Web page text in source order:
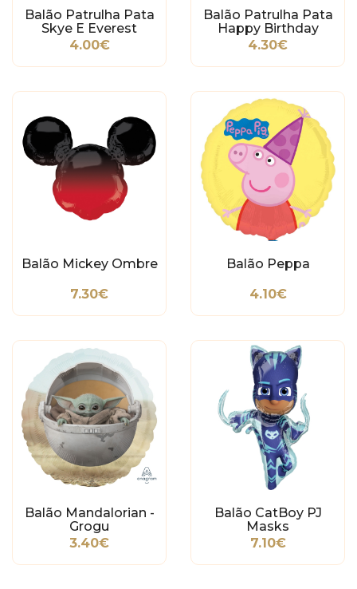
Balão Patrulha Pata
Skye E Everest
4.00€
Balão Patrulha Pata
Happy Birthday
4.30€
Balão Mickey Ombre
7.30€
Balão Peppa
4.10€
Balão Mandalorian -
Grogu
3.40€
Balão CatBoy PJ
Masks
7.10€